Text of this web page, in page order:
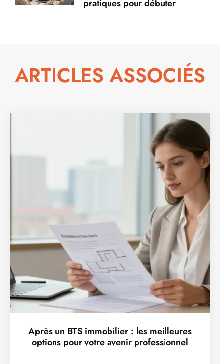
pratiques pour débuter
ARTICLES ASSOCIÉS
Après un BTS immobilier : les meilleures
options pour votre avenir professionnel